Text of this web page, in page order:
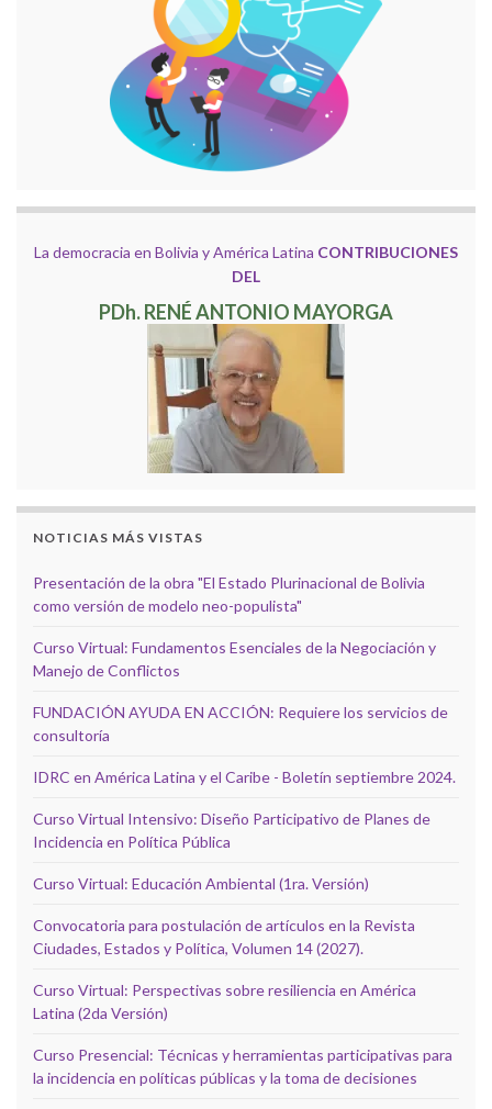
La democracia en Bolivia y América Latina CONTRIBUCIONES
DEL
PDh. RENÉ ANTONIO MAYORGA
NOTICIAS MÁS VISTAS
Presentación de la obra "El Estado Plurinacional de Bolivia
como versión de modelo neo-populista"
Curso Virtual: Fundamentos Esenciales de la Negociación y
Manejo de Conflictos
FUNDACIÓN AYUDA EN ACCIÓN: Requiere los servicios de
consultoría
IDRC en América Latina y el Caribe - Boletín septiembre 2024.
Curso Virtual Intensivo: Diseño Participativo de Planes de
Incidencia en Política Pública
Curso Virtual: Educación Ambiental (1ra. Versión)
Convocatoria para postulación de artículos en la Revista
Ciudades, Estados y Política, Volumen 14 (2027).
Curso Virtual: Perspectivas sobre resiliencia en América
Latina (2da Versión)
Curso Presencial: Técnicas y herramientas participativas para
la incidencia en políticas públicas y la toma de decisiones